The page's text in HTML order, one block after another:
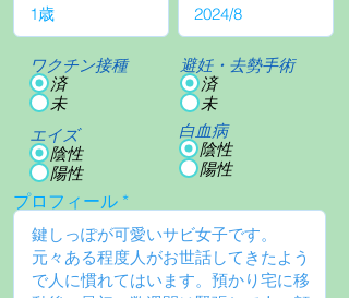
ワクチン接種
済
未
エイズ
陰性
陽性
避妊・去勢手術
済
未
白血病
陰性
陽性
プロフィール